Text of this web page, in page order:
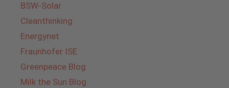
BSW-Solar
Cleanthinking
Energynet
Fraunhofer ISE
Greenpeace Blog
Milk the Sun Blog